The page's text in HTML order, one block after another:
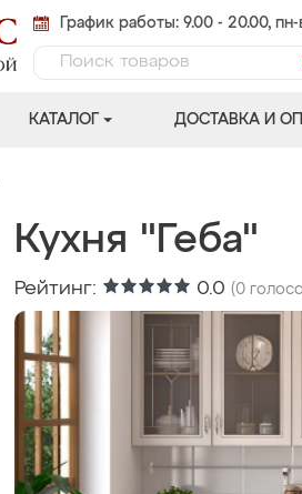
График работы: 9.00 - 20.00, пн-
КАТАЛОГ ДОСТАВКА И
Кухня "Геба"
Рейтинг: 0.0 (0